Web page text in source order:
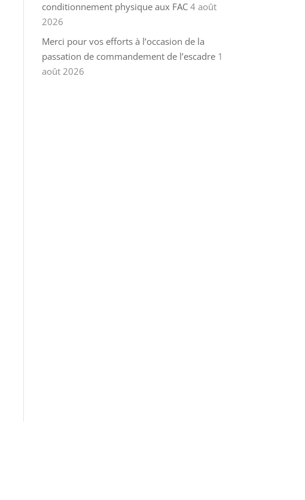
conditionnement physique aux FAC 4 août
2026
Merci pour vos efforts à l’occasion de la
passation de commandement de l’escadre 1
août 2026